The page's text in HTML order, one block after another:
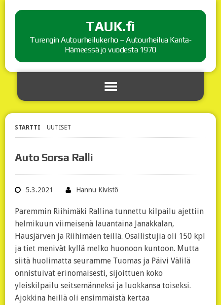
TAUK.fi
Turengin Autourheilukerho – Autourheilua Kanta-
Hämeessä jo vuodesta 1970
STARTTI UUTISET
Auto Sorsa Ralli
5.3.2021 Hannu Kivistö
Paremmin Riihimäki Rallina tunnettu kilpailu ajettiin
helmikuun viimeisenä lauantaina Janakkalan,
Hausjärven ja Riihimäen teillä. Osallistujia oli 150 kpl
ja tiet menivät kyllä melko huonoon kuntoon. Mutta
siitä huolimatta seuramme Tuomas ja Päivi Välilä
onnistuivat erinomaisesti, sijoittuen koko
yleiskilpailu seitsemänneksi ja luokkansa toiseksi.
Ajokkina heillä oli ensimmäistä kertaa